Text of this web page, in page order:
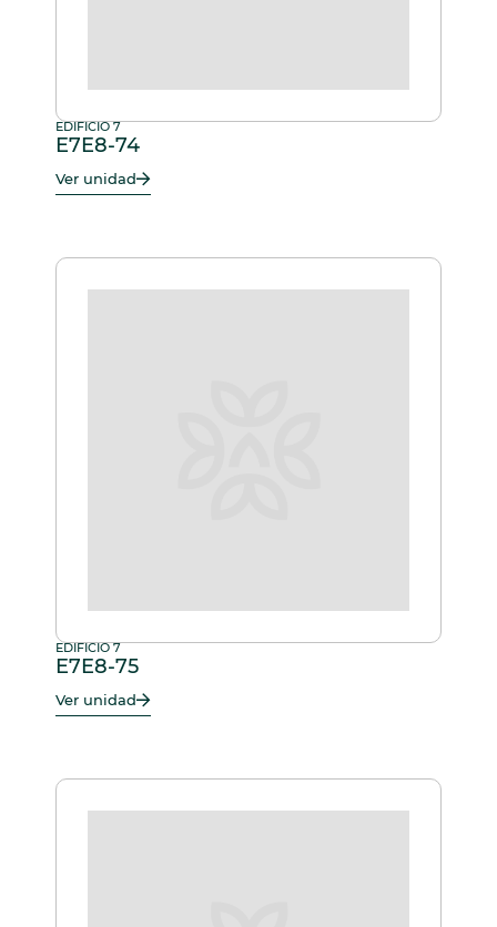
EDIFICIO 7
E7E8-74
Ver unidad
EDIFICIO 7
E7E8-75
Ver unidad